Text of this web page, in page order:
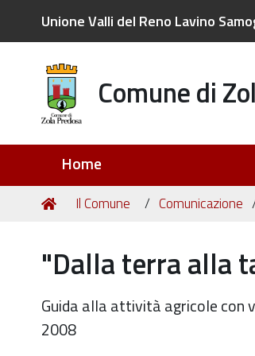
Unione Valli del Reno Lavino
Comune di
Home
Tu
Home
Il Comune Comunicazione
"Dalla terra alla
Guida alla attività agricole
2008